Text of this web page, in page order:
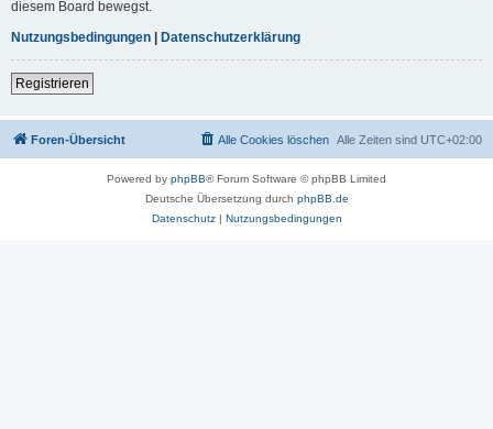
diesem Board bewegst.
Nutzungsbedingungen | Datenschutzerklärung
Registrieren
Foren-Übersicht Alle Zeiten sind UTC+02:00
Alle Cookies löschen
Powered by phpBB® Forum Software © phpBB Limited
Deutsche Übersetzung durch phpBB.de
Datenschutz| Nutzungsbedingungen